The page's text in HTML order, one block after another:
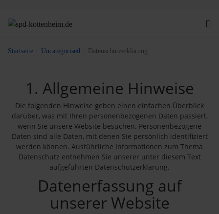
Startseite Uncategorised Datenschutzerklärung
1. Allgemeine Hinweise
Die folgenden Hinweise geben einen einfachen Überblick
darüber, was mit Ihren personenbezogenen Daten passiert,
wenn Sie unsere Website besuchen. Personenbezogene
Daten sind alle Daten, mit denen Sie persönlich identifiziert
werden können. Ausführliche Informationen zum Thema
Datenschutz entnehmen Sie unserer unter diesem Text
aufgeführten Datenschutzerklärung.
Datenerfassung auf
unserer Website